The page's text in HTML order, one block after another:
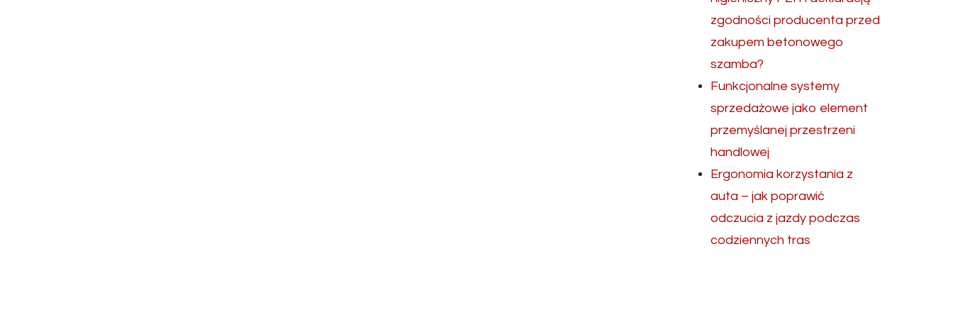
zgodności producenta przed
zakupem betonowego
szamba?
Funkcjonalne systemy
sprzedażowe jako element
przemyślanej przestrzeni
handlowej
Ergonomia korzystania z
auta – jak poprawić
odczucia z jazdy podczas
codziennych tras